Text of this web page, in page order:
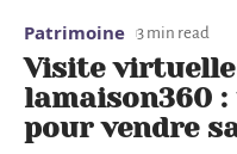
Patrimoine 3 min read
Visite
lamaison360
pour vendre